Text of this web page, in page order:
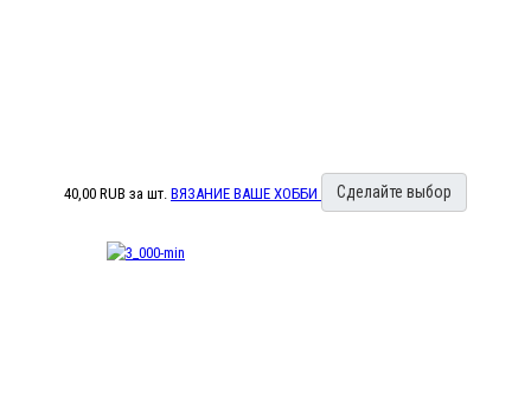
40,00 RUB за шт. ВЯЗАНИЕ ВАШЕ ХОББИ Сделайте выбор